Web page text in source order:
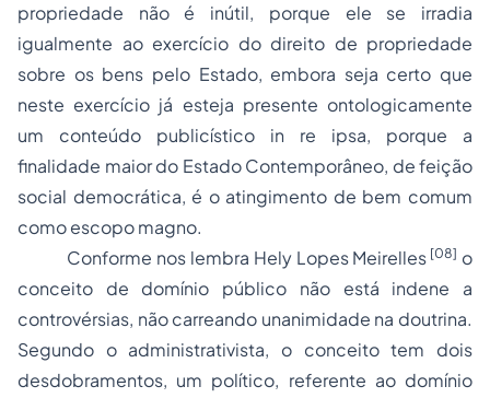
propriedade não é inútil, porque ele se irradia
igualmente ao exercício do direito de propriedade
sobre os bens pelo Estado, embora seja certo que
neste exercício já esteja presente ontologicamente
um conteúdo publicístico in re ipsa, porque a
finalidade maior do Estado Contemporâneo, de feição
social democrática, é o atingimento de bem comum
como escopo magno.
Conforme nos lembra Hely Lopes Meirelles [08] o
conceito de domínio público não está indene a
controvérsias, não carreando unanimidade na doutrina.
Segundo o administrativista, o conceito tem dois
desdobramentos, um político, referente ao domínio